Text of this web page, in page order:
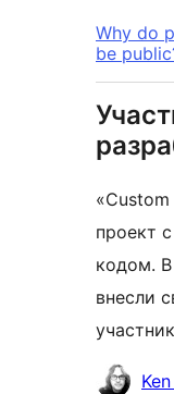
Why do
be
проект
кодом. В
внесли